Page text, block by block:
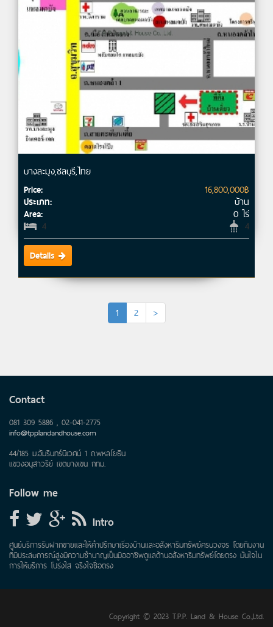
บางละมุง,ชลบุรี,ไทย
Price: 16,800,000฿
ประเภท: บ้าน
Area:
0 ไร่
4
4
Details
1 2 >
Contact
081 309 5886 , 02-041-2775
info@tpplandandhouse.com
44/185 ม.อัมรินทร์นิเวศน์ 1 ถ.พหลโยธิน
แขวงอนุสาวรีย์ เขตบางเขน กทม.
Follow me
Intro
ศูนย์บริการรับฝากขายและให้คำปรึกษาเรื่องบ้านและอสังหาริมทรัพย์ครบวงจร โดยทีมงาน
ที่มีประสบการณ์สูงมีความชำนาญเป็นมืออาชีพดูแลด้านอสังหาริมทรัพย์โดยตรง มั่นใจใน
การให้บริการ โปร่งใส จริงใจซื่อตรง
Copyright © 2023 T.P.P. Land & House Co.,Ltd.